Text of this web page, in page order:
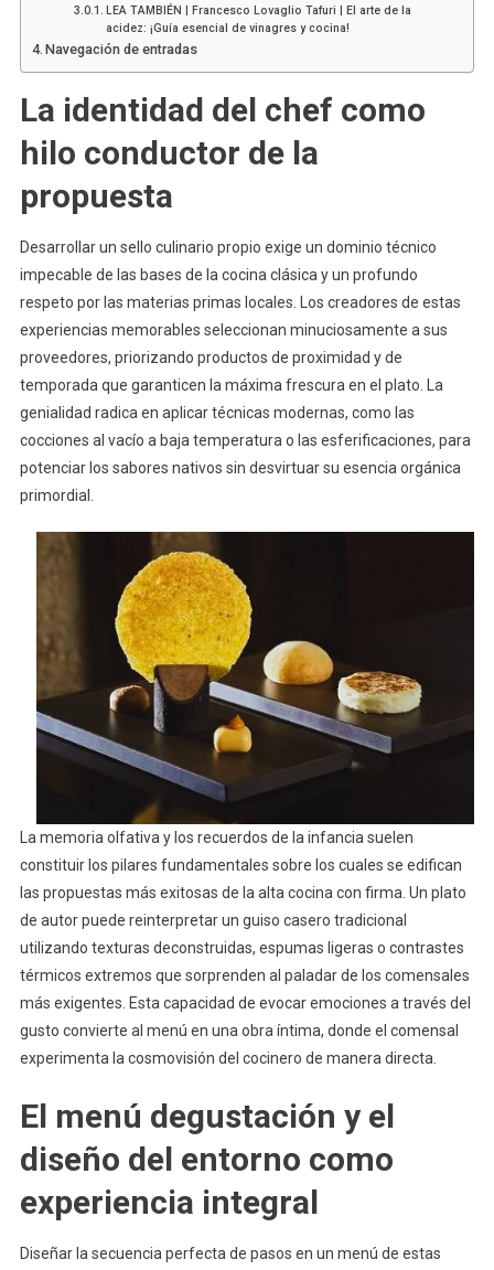
LEA TAMBIÉN | Francesco Lovaglio Tafuri | El arte de la
acidez: ¡Guía esencial de vinagres y cocina!
Navegación de entradas
La identidad del chef como
hilo conductor de la
propuesta
Desarrollar un sello culinario propio exige un dominio técnico
impecable de las bases de la cocina clásica y un profundo
respeto por las materias primas locales. Los creadores de estas
experiencias memorables seleccionan minuciosamente a sus
proveedores, priorizando productos de proximidad y de
temporada que garanticen la máxima frescura en el plato. La
genialidad radica en aplicar técnicas modernas, como las
cocciones al vacío a baja temperatura o las esferificaciones, para
potenciar los sabores nativos sin desvirtuar su esencia orgánica
primordial.
La memoria olfativa y los recuerdos de la infancia suelen
constituir los pilares fundamentales sobre los cuales se edifican
las propuestas más exitosas de la alta cocina con firma. Un plato
de autor puede reinterpretar un guiso casero tradicional
utilizando texturas deconstruidas, espumas ligeras o contrastes
térmicos extremos que sorprenden al paladar de los comensales
más exigentes. Esta capacidad de evocar emociones a través del
gusto convierte al menú en una obra íntima, donde el comensal
experimenta la cosmovisión del cocinero de manera directa.
El menú degustación y el
diseño del entorno como
experiencia integral
Diseñar la secuencia perfecta de pasos en un menú de estas